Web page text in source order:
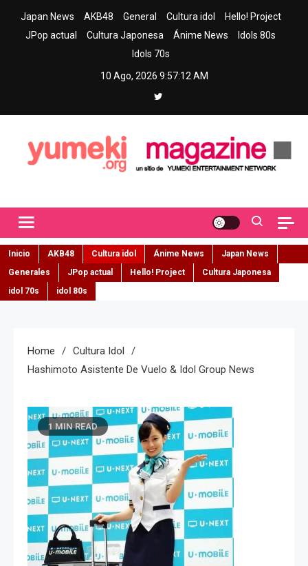
Japan News AKB48 General Cultura idol
Hello! Project
JPop actual
Cultura Japonesa Ánime News
Idols 80s
Idols 70s
10 Ago, 2026 9:57:14 AM
Inicio AKB48 Cultura idol Ánime News
Japan News
Generales
JPop actual Hello! Project
Cultura Japonesa
idol 70s
idol 80s
Home
Cultura Idol
Hashimoto Asistente De Vuelo & Idol Group News
1 MIN READ